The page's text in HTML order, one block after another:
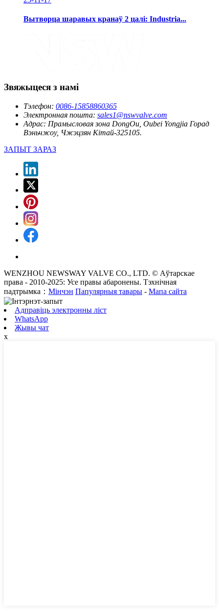
Вытворца шаравых кранаў 2 цалі: Industria...
Звяжыцеся з намі
Тэлефон: 0086-15858860365
Электронная пошта: sales1@nswvalve.com
Адрас: Прамысловая зона DongOu, Oubei Yongjia Горад
Вэньчжоу, Чжэцзян Кітай-325105.
ЗАПЫТ ЗАРАЗ
WENZHOU NEWSWAY VALVE CO., LTD. © Аўтарскае
права - 2010-2025: Усе правы абаронены. Тэхнічная
падтрымка： Мінчэн Папулярныя тавары - Мапа сайта
Адправіць электронны ліст
WhatsApp
Жывы чат
x